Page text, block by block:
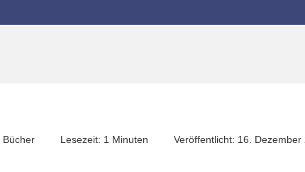
Bücher Lesezeit: 1 Minuten Veröffentlicht: 16. Dezember